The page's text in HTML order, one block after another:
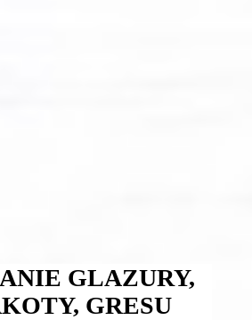
GLAZURY,
GRESU